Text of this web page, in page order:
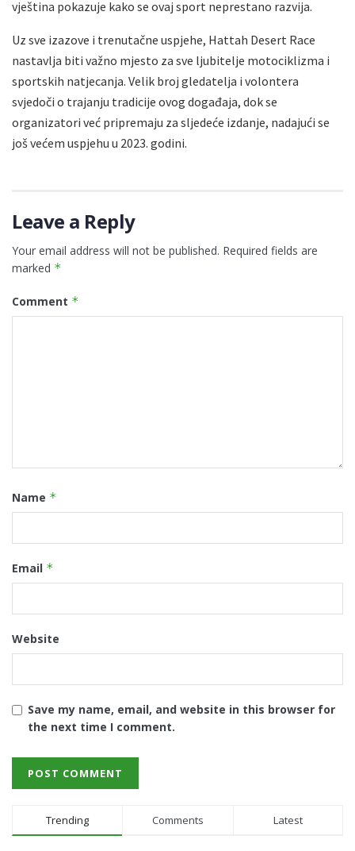
vještina pokazuje kako se ovaj sport neprestano razvija.
Uz sve izazove i trenutačne uspjehe, Hattah Desert Race
nastavlja biti važno mjesto za sve ljubitelje motociklizma i
sportskih natjecanja. Velik broj gledatelja i volontera
svjedoči o trajanju tradicije ovog događaja, dok se
organizatori već pripremaju za sljedeće izdanje, nadajući se
još većem uspjehu u 2023. godini.
Leave a Reply
Your email address will not be published. Required fields are
marked *
Comment *
Name *
Email *
Website
Save my name, email, and website in this browser for
the next time I comment.
Trending Comments Latest